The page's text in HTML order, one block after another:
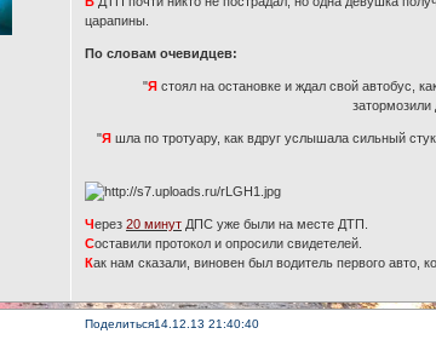
царапины.
По словам очевидцев:
"Я стоял на остановке и ждал свой автобус,
затормозили
"Я шла по тротуару, как вдруг услышала сильный
Через20 минут ДПС уже были на месте ДТП.
Составили протокол и опросили свидетелей.
Как нам сказали, виновен был водитель первого авто,
Поделиться14.12.13 21:40:40